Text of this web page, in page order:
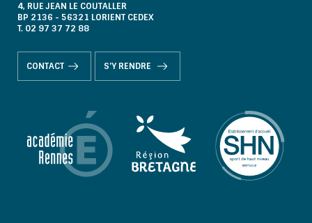
4, RUE JEAN LE COUTALLER
BP 2136 - 56321 LORIENT CEDEX
T. 02 97 37 72 88
CONTACT S'Y RENDRE